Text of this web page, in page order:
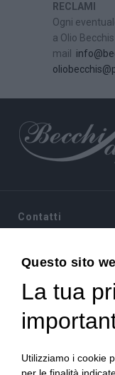
RECLAMI
Ogni
a Olio
mail
Contatti
10022
+39 380 6441674
info@becchisapori.it
Informazioni
Home
Questo sito
La tua
Utilizziamo i cookie